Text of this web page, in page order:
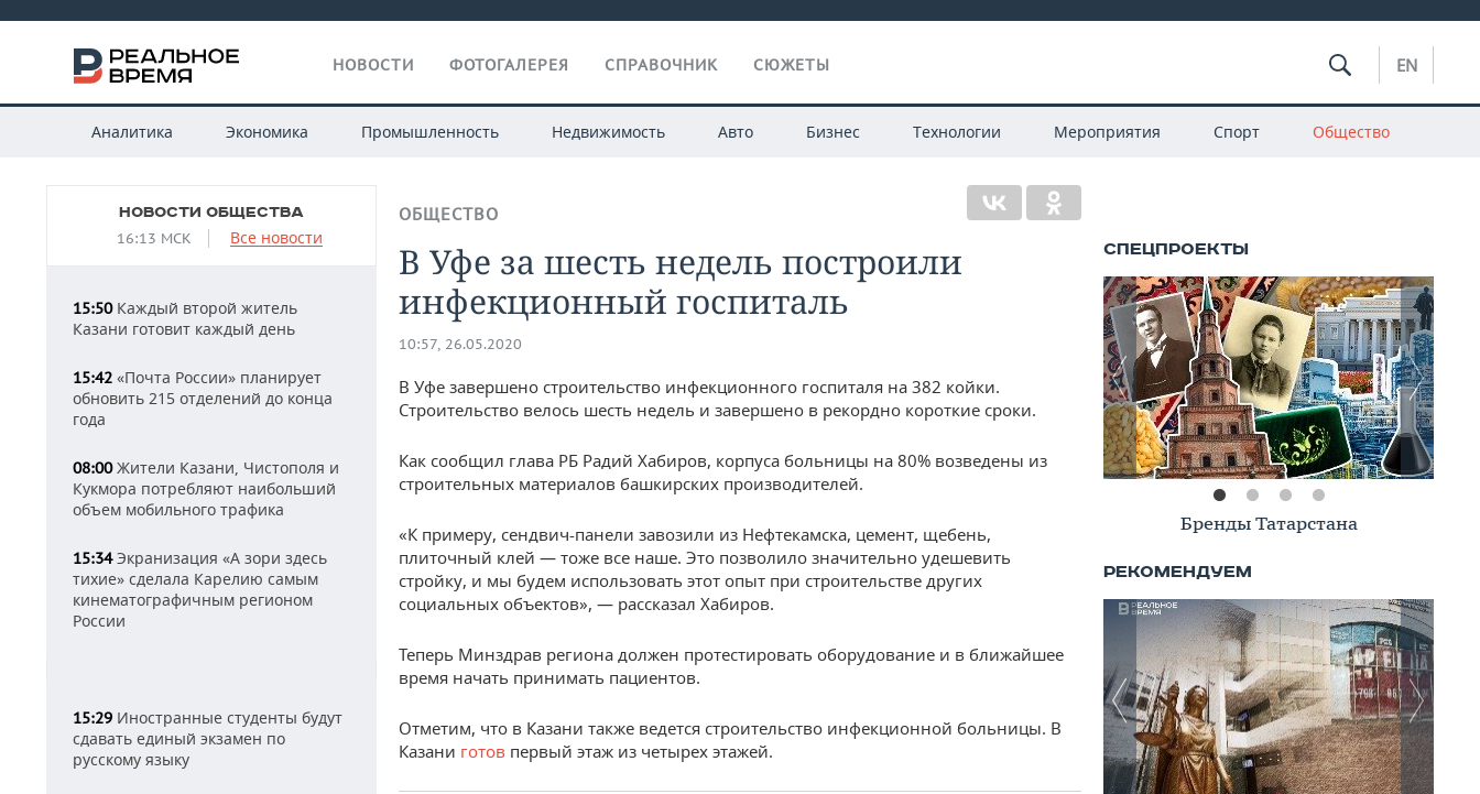
НОВОСТИ ФОТОГАЛЕРЕЯ СПРАВОЧНИК СЮЖЕТЫ EN
Аналитика Экономика Промышленность Недвижимость Авто Бизнес Технологии Мероприятия Спорт Общество
НОВОСТИ ОБЩЕСТВА
16:13 МСК Все новости
15:50Каждый второй житель
Казани готовит каждый день
15:42 «Почта России» планирует
обновить 215 отделений до конца
года
08:00Жители Казани, Чистополя и
Кукмора потребляют наибольший
объем мобильного трафика
15:34Экранизация «А зори здесь
тихие» сделала Карелию самым
кинематографичным регионом
России
15:29 Иностранные студенты будут
сдавать единый экзамен по
русскому языку
ОБЩЕСТВО
В Уфе за шесть недель построили
инфекционный госпиталь
10:57, 26.05.2020
В Уфе завершено строительство инфекционного госпиталя на 382 койки.
Строительство велось шесть недель и завершено в рекордно короткие сроки.
Как сообщил глава РБ Радий Хабиров, корпуса больницы на 80% возведены из
строительных материалов башкирских производителей.
«К примеру, сендвич-панели завозили из Нефтекамска, цемент, щебень,
плиточный клей — тоже все наше. Это позволило значительно удешевить
стройку, и мы будем использовать этот опыт при строительстве других
социальных объектов», — рассказал Хабиров.
Теперь Минздрав региона должен протестировать оборудование и в ближайшее
время начать принимать пациентов.
Отметим, что в Казани также ведется строительство инфекционной больницы. В
Казани готов первый этаж из четырех этажей.
Книжная полка